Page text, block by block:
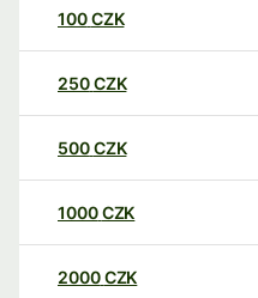
100CZK
250CZK
500CZK
1000CZK
2000CZK